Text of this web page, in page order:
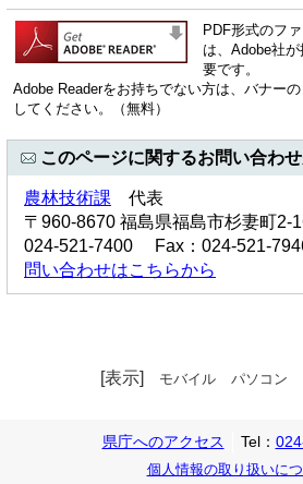
PDF形式のフ
は、Adobe社
要です。
Adobe Readerをお持ちでない方は、バナー
してください。（無料）
このページに関するお問い合わ
農林技術課 代表
〒960-8670 福島県福島市杉妻町
024-521-7400 Fax：024-521-
問い合わせはこちらから
[表示] モバイル パソコン
県庁へのアクセス Tel：
個人情報の取り扱いに